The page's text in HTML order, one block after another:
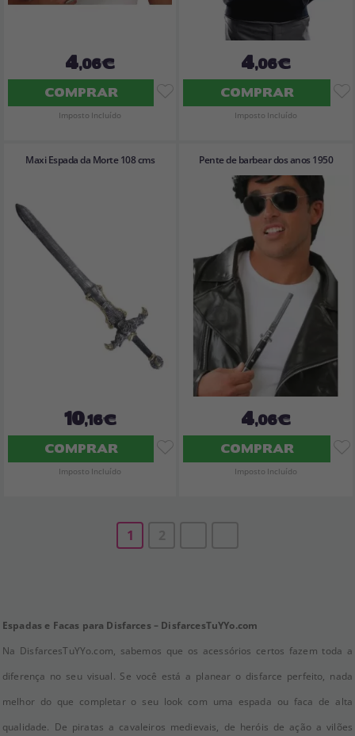
4,06€
COMPRAR
Imposto Incluído
4,06€
COMPRAR
Imposto Incluído
Maxi Espada da Morte 108 cms
10,16€
COMPRAR
Imposto Incluído
Pente de barbear dos anos 1950
4,06€
COMPRAR
Imposto Incluído
1
Espadas e Facas para Disfarces – DisfarcesTuYYo.com
Na DisfarcesTuYYo.com, sabemos que os acessórios certos fazem toda a
diferença no seu visual. Se você está a planear o disfarce perfeito, nada
melhor do que completar o seu look com uma espada ou faca de alta
qualidade. De piratas a cavaleiros medievais, de heróis de ação a vilões